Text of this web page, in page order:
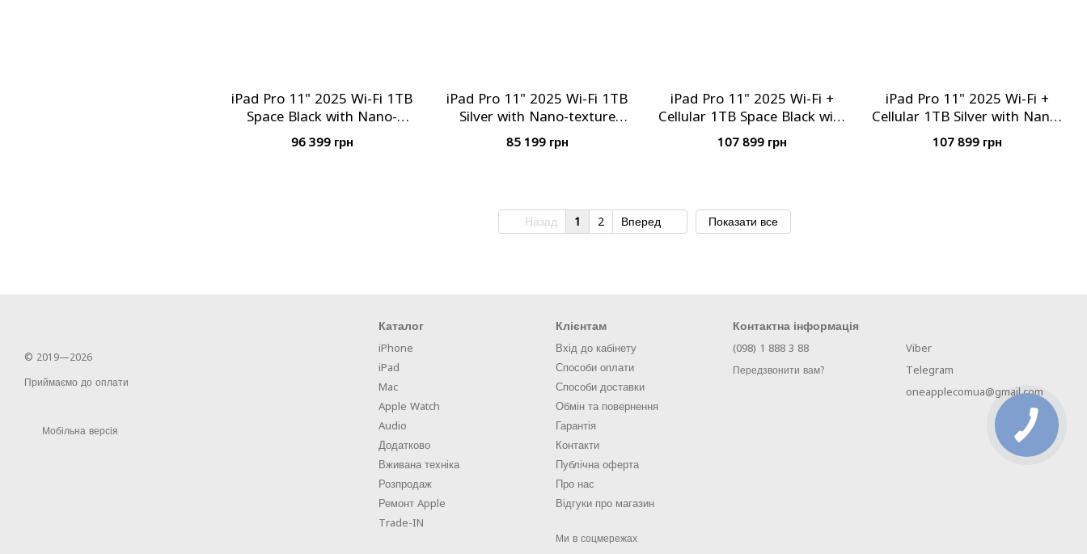
iPad Pro 11" 2025 Wi-Fi 1TB
Space Black with Nano-
texture Glass (MDWR4)
96 399 грн
iPad Pro 11" 2025 Wi-Fi 1TB
Silver with Nano-texture
Glass (MDWT4)
85 199 грн
iPad Pro 11" 2025 Wi-Fi +
Cellular 1TB Space Black with
Nano-texture Glass (ME2W4)
107 899 грн
iPad Pro 11" 2025 Wi-Fi +
Cellular 1TB Silver with Nano-
texture Glass (ME2X4)
107 899 грн
Назад 1 2 Вперед Показати все
© 2019—2026
Приймаємо до оплати
Мобільна версія
Каталог
iPhone
iPad
Mac
Apple Watch
Audio
Додатково
Вживана техніка
Розпродаж
Ремонт Apple
Trade-IN
Клієнтам
Вхід до кабінету
Способи оплати
Способи доставки
Обмін та повернення
Гарантія
Контакти
Публічна оферта
Про нас
Відгуки про магазин
Ми в соцмережах
Контактна інформація
(098) 1 888 3 88
Передзвонити вам?
Viber
Telegram
oneapplecomua@gmail.com